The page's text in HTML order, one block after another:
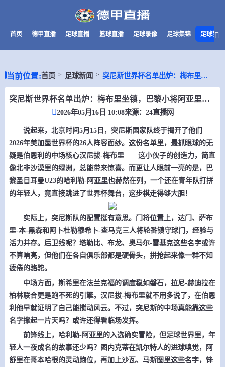
首页 德甲直播 足球直播 篮球直播 足球录像 足球集锦 足球新闻
当前位置:首页 足球新闻 突尼斯世界杯名单出炉：梅布里坐镇，巴黎小将阿亚里意外入选
突尼斯世界杯名单出炉：梅布里坐镇，巴黎小将阿亚里意外入选
2026年05月16日 10:08来源： 24直播网
说起来，北京时间5月15日，突尼斯国家队终于揭开了他们
2026年美加墨世界杯的26人阵容面纱。这份名单里，最抓眼球的无
疑是伯恩利的中场核心汉尼拔-梅布里——这小伙子的创造力，简直
像北非沙漠里的绿洲，总能带来惊喜。而更让人眼前一亮的是，巴
黎圣日耳曼U23的哈利勒-阿亚里也赫然在列，一个还在青年队打拼
的年轻人，竟直接跳进了世界杯舞台，这步棋走得够大胆！
实际上，突尼斯队的配置挺有意思。门将位置上，达门、萨布
里-本-黑森和阿卜杜勒穆希卜-查马克三人将轮番镇守球门，经验与
活力并存。后卫线呢？塔勒比、布龙、奥马尔-雷基克这些名字或许
不算响亮，但他们在各自俱乐部都是硬骨头，拼抢起来像一群不知
疲倦的骆驼。
中场方面，斯希里在法兰克福的调度稳如磐石，拉尼-赫迪拉在
柏林联合更是跑不死的引擎。汉尼拔-梅布里就不用多说了，在伯恩
利他早就证明了自己能搅动风云。不过，突尼斯的中场真能靠这些
名字撑起一片天吗？或许还得看临场发挥。
前锋线上，哈利勒-阿亚里的入选确实冒险，但足球世界里，年
轻人一夜成名的故事还少吗？图内克蒂在凯尔特人的进球嗅觉，阿
舒里在哥本哈根的灵动跑位，再加上沙瓦、马斯图里这些名字，锋